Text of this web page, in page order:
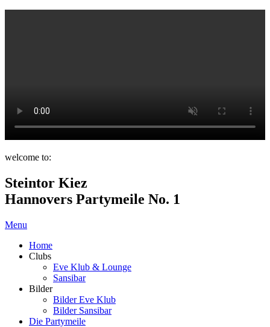
welcome to:
Steintor Kiez
Hannovers Partymeile No. 1
Menu
Home
Clubs
Eve Klub & Lounge
Sansibar
Bilder
Bilder Eve Klub
Bilder Sansibar
Die Partymeile